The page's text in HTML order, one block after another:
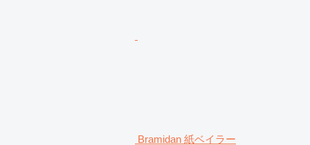
Bramidan 紙ベイラー